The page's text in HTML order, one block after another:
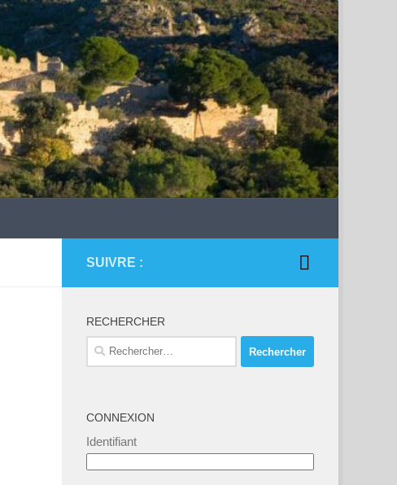
SUIVRE :
RECHERCHER
Rechercher :
CONNEXION
Identifiant